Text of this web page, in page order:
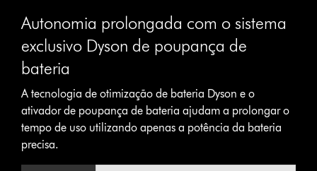
Autonomia prolongada com o sistema
exclusivo Dyson de poupança de
bateria
A tecnologia de otimização de bateria Dyson e o
ativador de poupança de bateria ajudam a prolongar o
tempo de uso utilizando apenas a potência da bateria
precisa.